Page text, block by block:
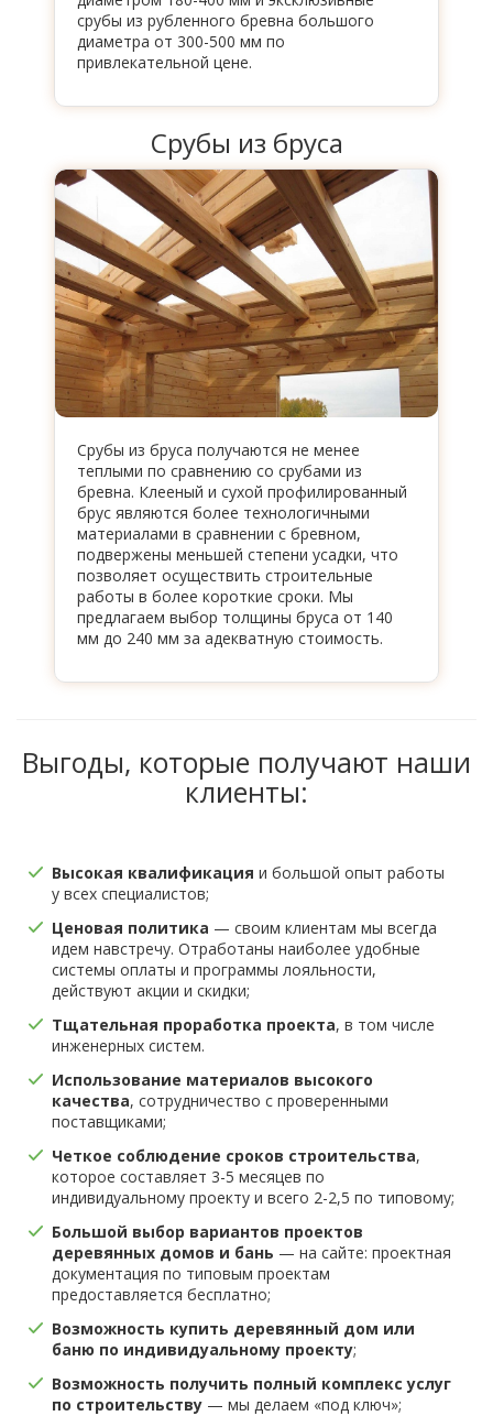
срубы из рубленного бревна большого
диаметра от 300-500 мм по
привлекательной цене.
Срубы из бруса
Срубы из бруса получаются не менее
теплыми по сравнению со срубами из
бревна. Клееный и сухой профилированный
брус являются более технологичными
материалами в сравнении с бревном,
подвержены меньшей степени усадки, что
позволяет осуществить строительные
работы в более короткие сроки. Мы
предлагаем выбор толщины бруса от 140
мм до 240 мм за адекватную стоимость.
Выгоды, которые получают наши
клиенты:
Высокая квалификация и большой опыт работы
у всех специалистов;
Ценовая политика — своим клиентам мы всегда
идем навстречу. Отработаны наиболее удобные
системы оплаты и программы лояльности,
действуют акции и скидки;
Тщательная проработка проекта, в том числе
инженерных систем.
Использование материалов высокого
качества, сотрудничество с проверенными
поставщиками;
Четкое соблюдение сроков строительства,
которое составляет 3-5 месяцев по
индивидуальному проекту и всего 2-2,5 по типовому;
Большой выбор вариантов проектов
деревянных домов и бань — на сайте: проектная
документация по типовым проектам
предоставляется бесплатно;
Возможность купить деревянный дом или
баню по индивидуальному проекту;
Возможность получить полный комплекс услуг
по строительству — мы делаем «под ключ»;